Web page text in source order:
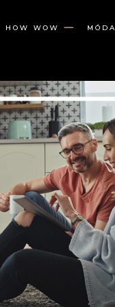
HOW WOW MÓDA